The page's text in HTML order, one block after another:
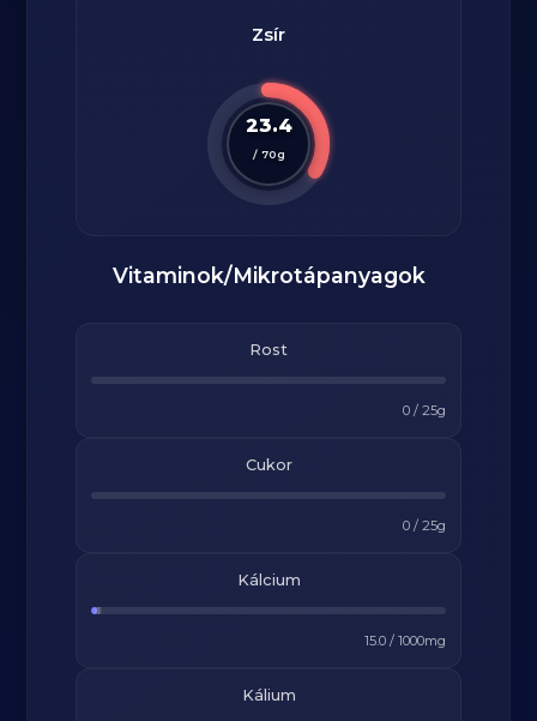
Zsír
23.4
/ 70g
Vitaminok/Mikrotápanyagok
Rost
0/ 25g
Cukor
0/ 25g
Kálcium
15.0/ 1000mg
Kálium